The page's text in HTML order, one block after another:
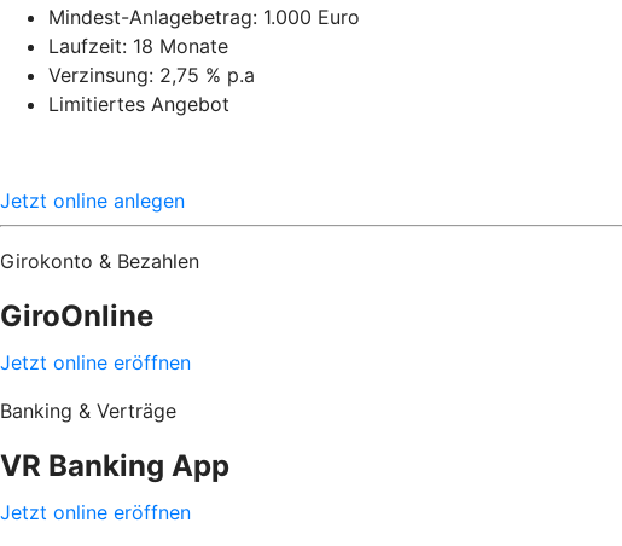
Mindest-Anlagebetrag: 1.000 Euro
Laufzeit: 18 Monate
Verzinsung: 2,75 % p.a
Limitiertes Angebot
Jetzt online anlegen
Girokonto & Bezahlen
GiroOnline
Jetzt online eröffnen
Banking & Verträge
VR Banking App
Jetzt online eröffnen